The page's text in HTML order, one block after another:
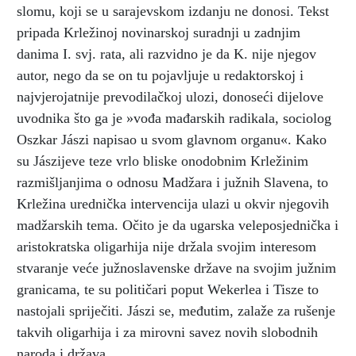
slomu, koji se u sarajevskom izdanju ne donosi. Tekst
pripada Krležinoj novinarskoj suradnji u zadnjim
danima I. svj. rata, ali razvidno je da K. nije njegov
autor, nego da se on tu pojavljuje u redaktorskoj i
najvjerojatnije prevodilačkoj ulozi, donoseći dijelove
uvodnika što ga je »vođa mađarskih radikala, sociolog
Oszkar Jászi napisao u svom glavnom organu«. Kako
su Jászijeve teze vrlo bliske onodobnim Krležinim
razmišljanjima o odnosu Madžara i južnih Slavena, to
Krležina urednička intervencija ulazi u okvir njegovih
madžarskih tema. Očito je da ugarska veleposjednička i
aristokratska oligarhija nije držala svojim interesom
stvaranje veće južnoslavenske države na svojim južnim
granicama, te su političari poput Wekerlea i Tisze to
nastojali spriječiti. Jászi se, međutim, zalaže za rušenje
takvih oligarhija i za mirovni savez novih slobodnih